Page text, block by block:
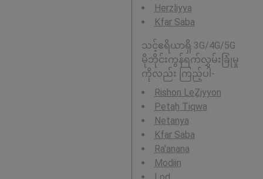
Herzliyya
Kfar Saba
သင့်ဧရိယာရှိ 3G/4G/5G
မိုဘိုင်းကွန်ရက်လွှမ်းခြုံမှု
ကိုလည်း ကြည့်ပါ-
Rishon LeẔiyyon
Petaẖ Tiqwa
Netanya
Kfar Saba
Ra'anana
Modiin